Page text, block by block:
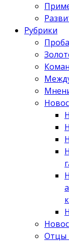
Рубрики
Отцы